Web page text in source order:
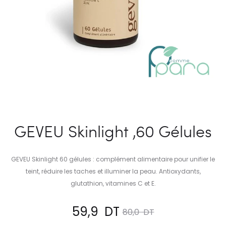
GEVEU Skinlight ,60 Gélules
GEVEU Skinlight 60 gélules : complément alimentaire pour unifier le
teint, réduire les taches et illuminer la peau. Antioxydants,
glutathion, vitamines C et E.
80,0DT
Le
59,9 DT